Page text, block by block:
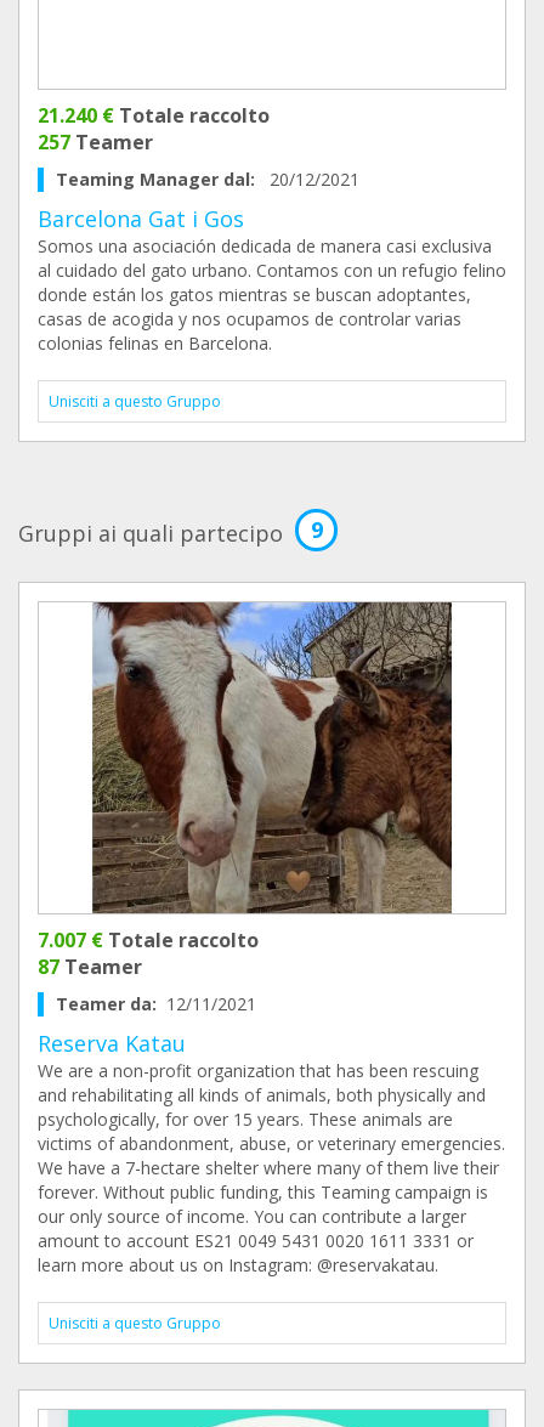
21.240 € Totale raccolto
257 Teamer
Teaming Manager dal: 20/12/2021
Barcelona Gat i Gos
Somos una asociación dedicada de manera casi exclusiva
al cuidado del gato urbano. Contamos con un refugio felino
donde están los gatos mientras se buscan adoptantes,
casas de acogida y nos ocupamos de controlar varias
colonias felinas en Barcelona.
Unisciti a questo Gruppo
Gruppi ai quali partecipo 9
7.007 € Totale raccolto
87 Teamer
Teamer da: 12/11/2021
Reserva Katau
We are a non-profit organization that has been rescuing
and rehabilitating all kinds of animals, both physically and
psychologically, for over 15 years. These animals are
victims of abandonment, abuse, or veterinary emergencies.
We have a 7-hectare shelter where many of them live their
forever. Without public funding, this Teaming campaign is
our only source of income. You can contribute a larger
amount to account ES21 0049 5431 0020 1611 3331 or
learn more about us on Instagram: @reservakatau.
Unisciti a questo Gruppo